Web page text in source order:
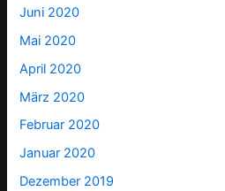
Juni 2020
Mai 2020
April 2020
März 2020
Februar 2020
Januar 2020
Dezember 2019